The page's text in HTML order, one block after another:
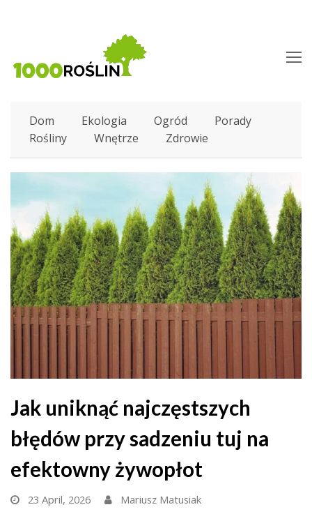
Dom Ekologia Ogród
Porady
Rośliny
Wnętrze Zdrowie
Jak uniknąć najczęstszych
błędów przy sadzeniu tuj na
efektowny żywopłot
23 April, 2026 Mariusz Matusiak